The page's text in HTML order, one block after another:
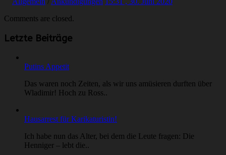
Comments are closed.
Letzte Beiträge
Putins Appetit
Das waren noch Zeiten, als wir uns amüsieren durften über
Wladimir! Hoch zu Ross..
Hausarrest für Karikaturistin!
Ich habe nun das Alter, bei dem die Leute fragen: Die
Henniger – lebt die..